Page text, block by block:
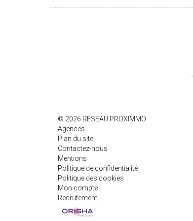
© 2026 RÉSEAU PROXIMMO
Agences
Plan du site
Contactez-nous
Mentions
Politique de confidentialité
Politique des cookies
Mon compte
Recrutement